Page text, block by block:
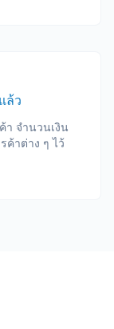
ล้ว
า จำนวนเงิน
ค้าต่าง ๆ ไว้